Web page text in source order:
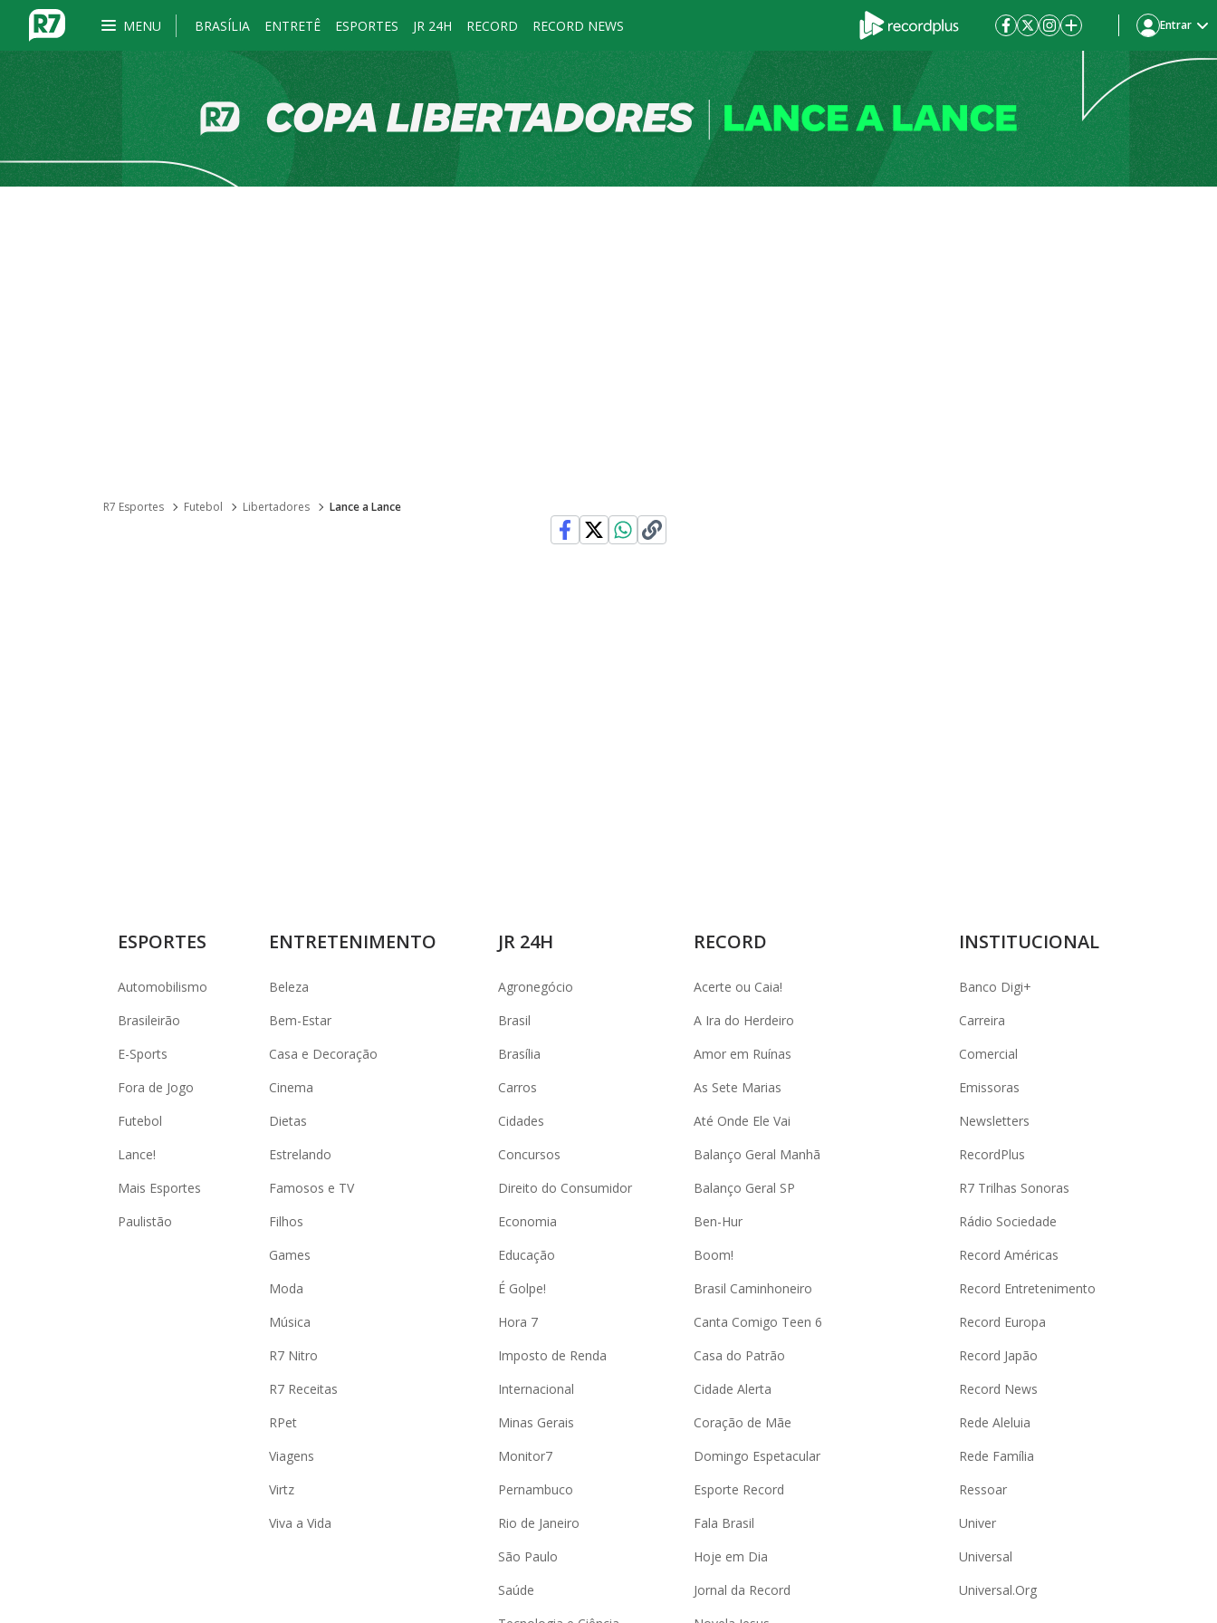
MENU BRASÍLIA ENTRETÊ ESPORTES JR 24H RECORD RECORD NEWS Entrar
R7 Esportes Futebol Libertadores Lance a Lance
ESPORTES
Automobilismo
Brasileirão
E-Sports
Fora de Jogo
Futebol
Lance!
Mais Esportes
Paulistão
ENTRETENIMENTO
Beleza
Bem-Estar
Casa e Decoração
Cinema
Dietas
Estrelando
Famosos e TV
Filhos
Games
Moda
Música
R7 Nitro
R7 Receitas
RPet
Viagens
Virtz
Viva a Vida
JR 24H
Agronegócio
Brasil
Brasília
Carros
Cidades
Concursos
Direito do Consumidor
Economia
Educação
É Golpe!
Hora 7
Imposto de Renda
Internacional
Minas Gerais
Monitor7
Pernambuco
Rio de Janeiro
São Paulo
Saúde
RECORD
Acerte ou Caia!
A Ira do Herdeiro
Amor em Ruínas
As Sete Marias
Até Onde Ele Vai
Balanço Geral Manhã
Balanço Geral SP
Ben-Hur
Boom!
Brasil Caminhoneiro
Canta Comigo Teen 6
Casa do Patrão
Cidade Alerta
Coração de Mãe
Domingo Espetacular
Esporte Record
Fala Brasil
Hoje em Dia
Jornal da Record
INSTITUCIONAL
Banco Digi+
Carreira
Comercial
Emissoras
Newsletters
RecordPlus
R7 Trilhas Sonoras
Rádio Sociedade
Record Américas
Record Entretenimento
Record Europa
Record Japão
Record News
Rede Aleluia
Rede Família
Ressoar
Univer
Universal
Universal.Org